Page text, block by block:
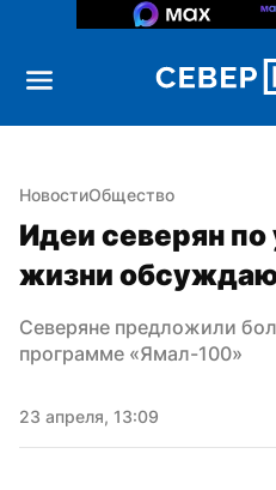
НовостиОбщество
Идеи северян
жизни
Северяне предложили
программе «Ямал-100»
23 апреля, 13:09